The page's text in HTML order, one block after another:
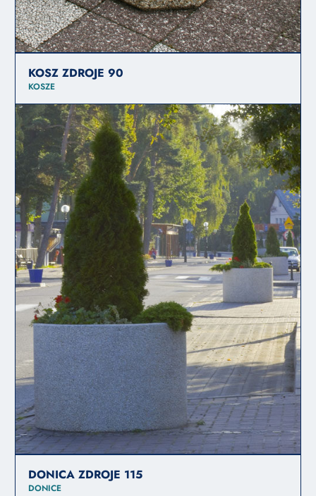
KOSZ ZDROJE 90
KOSZE
DONICA ZDROJE 115
DONICE